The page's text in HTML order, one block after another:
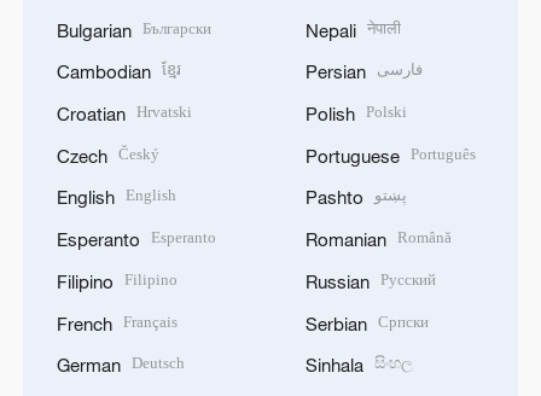
Bulgarian Български
Cambodian ខ្មែរ
Croatian Hrvatski
Czech Český
English English
Esperanto Esperanto
Filipino Filipino
French Français
German Deutsch
Nepali नेपाली
Persian فارسی
Polish Polski
Portuguese Português
Pashto پښتو
Romanian Română
Russian Русский
Serbian Српски
Sinhala සිංහල